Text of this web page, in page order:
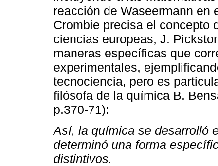
reacción de Waseermann en
Crombie precisa el concepto
ciencias europeas, J.
maneras específicas que
experimentales,
tecnociencia, pero es
filósofa de la química B.
p.370-71):
Así, la química se desarrolló
determinó una forma
distintivos.